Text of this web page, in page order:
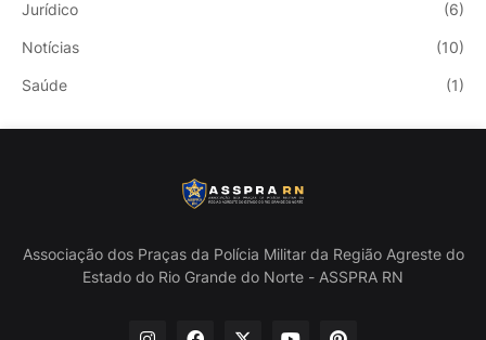
Jurídico (6)
Notícias (10)
Saúde (1)
Associação dos Praças da Polícia Militar da Região Agreste do
Estado do Rio Grande do Norte - ASSPRA RN